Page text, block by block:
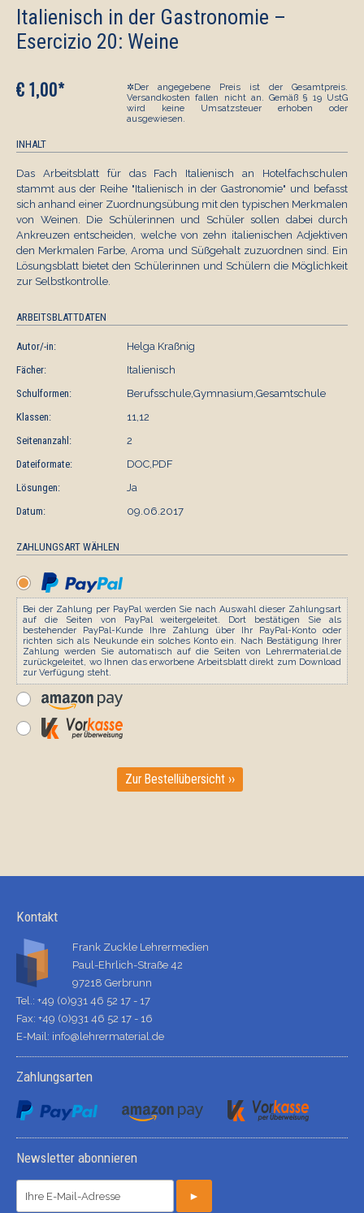
Italienisch in der Gastronomie –
Esercizio 20: Weine
€ 1,00*
✲Der angegebene Preis ist der Gesamtpreis.
Versandkosten fallen nicht an. Gemäß § 19 UstG
wird keine Umsatzsteuer erhoben oder
ausgewiesen.
INHALT
Das Arbeitsblatt für das Fach Italienisch an Hotelfachschulen
stammt aus der Reihe "Italienisch in der Gastronomie" und befasst
sich anhand einer Zuordnungsübung mit den typischen Merkmalen
von Weinen. Die Schülerinnen und Schüler sollen dabei durch
Ankreuzen entscheiden, welche von zehn italienischen Adjektiven
den Merkmalen Farbe, Aroma und Süßgehalt zuzuordnen sind. Ein
Lösungsblatt bietet den Schülerinnen und Schülern die Möglichkeit
zur Selbstkontrolle.
ARBEITSBLATTDATEN
Autor/-in:
Helga Kraßnig
Fächer:
Italienisch
Schulformen:
Berufsschule,Gymnasium,Gesamtschule
Klassen:
11,12
Seitenanzahl:
2
Dateiformate:
DOC,PDF
Lösungen:
Ja
Datum:
09.06.2017
ZAHLUNGSART WÄHLEN
Bei der Zahlung per PayPal werden Sie nach Auswahl dieser Zahlungsart
auf die Seiten von PayPal weitergeleitet. Dort bestätigen Sie als
bestehender PayPal-Kunde Ihre Zahlung über Ihr PayPal-Konto oder
richten sich als Neukunde ein solches Konto ein. Nach Bestätigung Ihrer
Zahlung werden Sie automatisch auf die Seiten von Lehrermaterial.de
zurückgeleitet, wo Ihnen das erworbene Arbeitsblatt direkt zum Download
zur Verfügung steht.
Zur Bestellübersicht ››
Kontakt
Frank Zuckle Lehrermedien
Paul-Ehrlich-Straße 42
97218 Gerbrunn
Tel.: +49 (0)931 46 52 17 - 17
Fax: +49 (0)931 46 52 17 - 16
E-Mail: info@lehrermaterial.de
Zahlungsarten
Newsletter abonnieren
►